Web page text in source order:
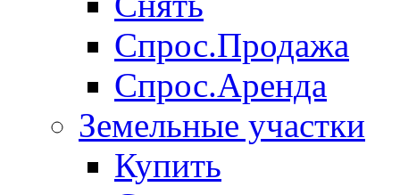
Спрос.Продажа
Спрос.Аренда
Земельные участки
Купить